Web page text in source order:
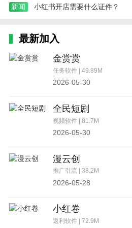
新闻 小红书开店需要什么证件？
最新加入
金赏赏
任务软件 | 49.89M
2026-05-30
全民短剧
视频软件 | 81.7M
2026-05-30
漫云创
推广引流 | 38.2M
2026-05-28
小红卷
返利软件 | 72.9M